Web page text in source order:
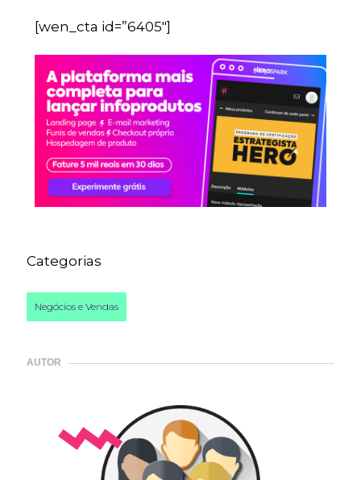
[wen_cta id=”6405″]
Categorias
Negócios e Vendas
AUTOR